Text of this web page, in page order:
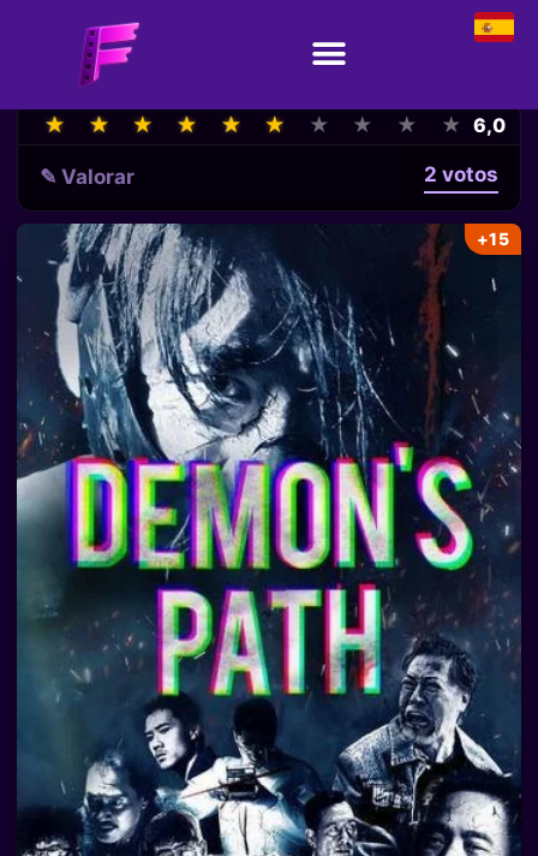
★
★ ★
★ ★
★ ★
★ ★
★ ★
★ ★
★ ★
★ ★
★ ★
★ 6,0
✎ Valorar 2 votos
+15